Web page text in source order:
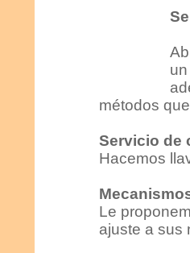
métodos
Servicio de
Hacemos
Le
ajuste a sus